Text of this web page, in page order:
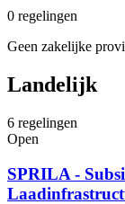
0 regelingen
Geen zakelijke
Landelijk
6 regelingen
Open
SPRILA -